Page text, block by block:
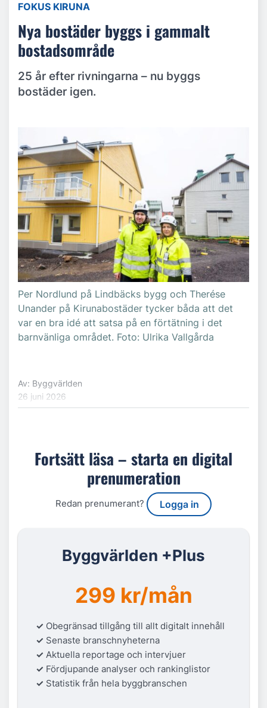
FOKUS KIRUNA
Nya bostäder byggs i gammalt
bostadsområde
25 år efter rivningarna – nu byggs
bostäder igen.
Per Nordlund på Lindbäcks bygg och Therése
Unander på Kirunabostäder tycker båda att det
var en bra idé att satsa på en förtätning i det
barnvänliga området. Foto: Ulrika Vallgårda
Av: Byggvärlden
26 juni 2026
Fortsätt läsa – starta en digital
prenumeration
Redan prenumerant? Logga in
Byggvärlden +Plus
299 kr/mån
✓ Obegränsad tillgång till allt digitalt innehåll
✓ Senaste branschnyheterna
✓ Aktuella reportage och intervjuer
✓ Fördjupande analyser och rankinglistor
✓ Statistik från hela byggbranschen